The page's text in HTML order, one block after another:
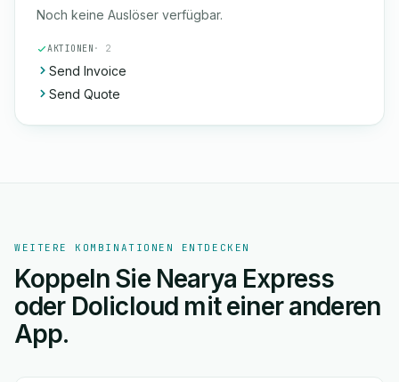
Noch keine Auslöser verfügbar.
AKTIONEN · 2
Send Invoice
Send Quote
WEITERE KOMBINATIONEN ENTDECKEN
Koppeln Sie Nearya Express
oder Dolicloud mit einer anderen
App.